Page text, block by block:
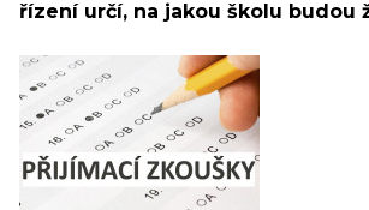
řízení určí, na jakou školu budou